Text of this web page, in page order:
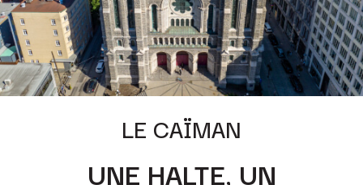
LE CAÏMAN
UNE HALTE, UN